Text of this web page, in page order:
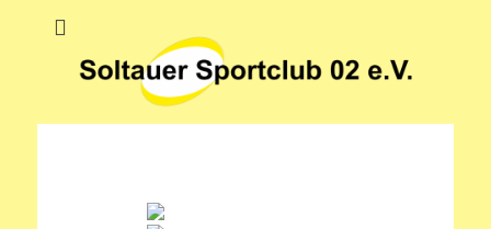
02 e.V.
Soltauer Sportclub 02 e.V.